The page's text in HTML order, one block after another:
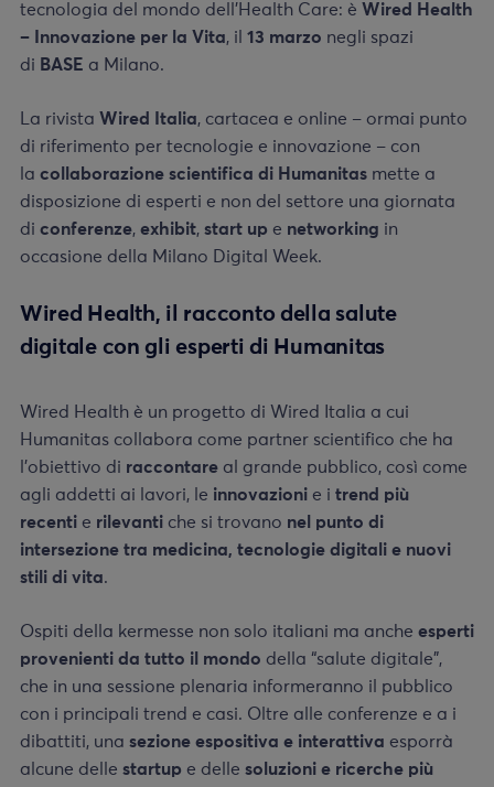
tecnologia del mondo dell’Health Care: è Wired Health
– Innovazione per la Vita, il 13 marzo negli spazi
di BASE a Milano.
La rivista Wired Italia, cartacea e online – ormai punto
di riferimento per tecnologie e innovazione – con
la collaborazione scientifica di Humanitas mette a
disposizione di esperti e non del settore una giornata
di conferenze, exhibit, start up e networking in
occasione della Milano Digital Week.
Wired Health, il racconto della salute
digitale con gli esperti di Humanitas
Wired Health è un progetto di Wired Italia a cui
Humanitas collabora come partner scientifico che ha
l’obiettivo di raccontare al grande pubblico, così come
agli addetti ai lavori, le innovazioni e i trend più
recenti e rilevanti che si trovano nel punto di
intersezione tra medicina, tecnologie digitali e nuovi
stili di vita.
Ospiti della kermesse non solo italiani ma anche esperti
provenienti da tutto il mondo della “salute digitale”,
che in una sessione plenaria informeranno il pubblico
con i principali trend e casi. Oltre alle conferenze e a i
dibattiti, una sezione espositiva e interattiva esporrà
alcune delle startup e delle soluzioni e ricerche più